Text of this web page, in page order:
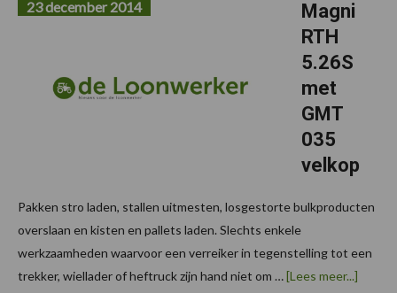
Magni
RTH
5.26S
met
GMT
035
velkop
23 december 2014
Pakken stro laden, stallen uitmesten, losgestorte bulkproducten
overslaan en kisten en pallets laden. Slechts enkele
werkzaamheden waarvoor een verreiker in tegenstelling tot een
trekker, wiellader of heftruck zijn hand niet om …[Lees meer...]